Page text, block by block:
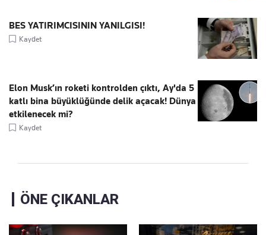
BES YATIRIMCISININ YANILGISI!
Kaydet
Elon Musk’ın roketi kontrolden çıktı, Ay'da 5
katlı bina büyüklüğünde delik açacak! Dünya
etkilenecek mi?
Kaydet
ÖNE ÇIKANLAR